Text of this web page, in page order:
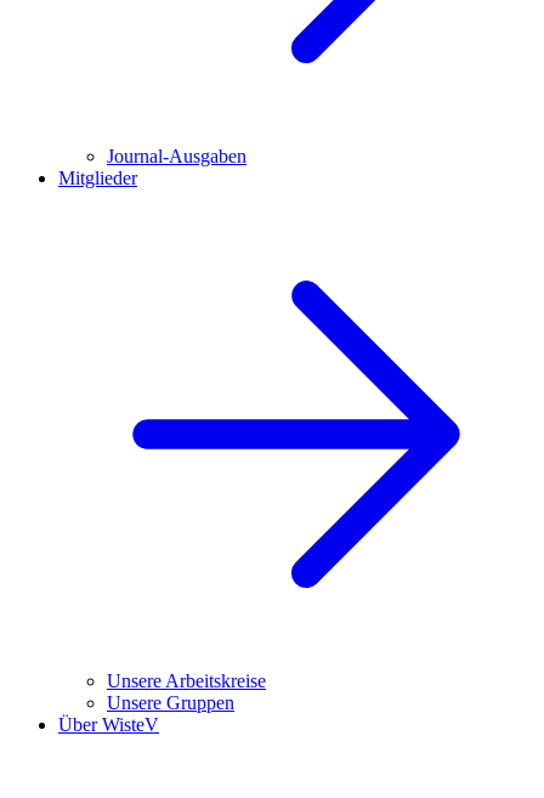
Journal-Ausgaben
Mitglieder
Unsere Arbeitskreise
Unsere Gruppen
Über WisteV